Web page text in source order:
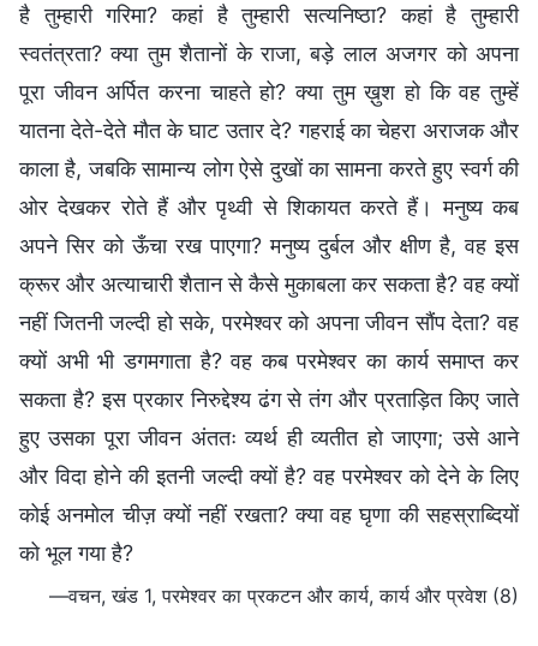
है तुम्हारी गरिमा? कहां है तुम्हारी सत्यनिष्ठा? कहां है तुम्हारी
स्वतंत्रता? क्या तुम शैतानों के राजा, बड़े लाल अजगर को अपना
पूरा जीवन अर्पित करना चाहते हो? क्या तुम ख़ुश हो कि वह तुम्हें
यातना देते-देते मौत के घाट उतार दे? गहराई का चेहरा अराजक और
काला है, जबकि सामान्य लोग ऐसे दुखों का सामना करते हुए स्वर्ग की
ओर देखकर रोते हैं और पृथ्वी से शिकायत करते हैं। मनुष्य कब
अपने सिर को ऊँचा रख पाएगा? मनुष्य दुर्बल और क्षीण है, वह इस
क्रूर और अत्याचारी शैतान से कैसे मुकाबला कर सकता है? वह क्यों
नहीं जितनी जल्दी हो सके, परमेश्वर को अपना जीवन सौंप देता? वह
क्यों अभी भी डगमगाता है? वह कब परमेश्वर का कार्य समाप्त कर
सकता है? इस प्रकार निरुद्देश्य ढंग से तंग और प्रताड़ित किए जाते
हुए उसका पूरा जीवन अंततः व्यर्थ ही व्यतीत हो जाएगा; उसे आने
और विदा होने की इतनी जल्दी क्यों है? वह परमेश्वर को देने के लिए
कोई अनमोल चीज़ क्यों नहीं रखता? क्या वह घृणा की सहस्राब्दियों
को भूल गया है?
—वचन, खंड 1, परमेश्वर का प्रकटन और कार्य, कार्य और प्रवेश (8)